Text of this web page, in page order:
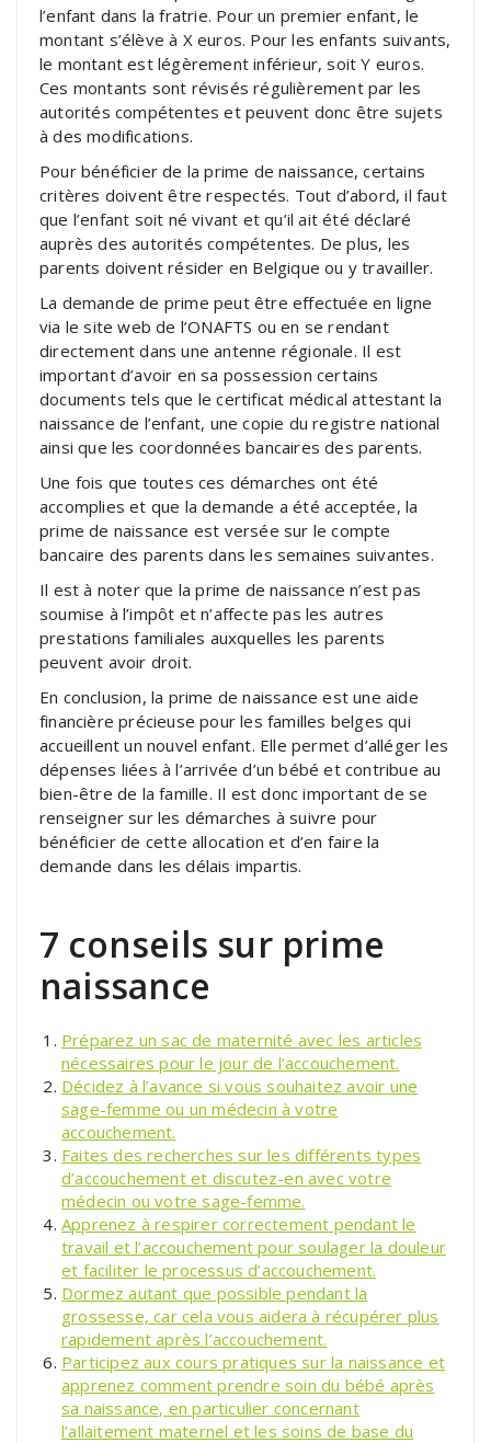
l’enfant dans la fratrie. Pour un premier enfant, le
montant s’élève à X euros. Pour les enfants suivants,
le montant est légèrement inférieur, soit Y euros.
Ces montants sont révisés régulièrement par les
autorités compétentes et peuvent donc être sujets
à des modifications.
Pour bénéficier de la prime de naissance, certains
critères doivent être respectés. Tout d’abord, il faut
que l’enfant soit né vivant et qu’il ait été déclaré
auprès des autorités compétentes. De plus, les
parents doivent résider en Belgique ou y travailler.
La demande de prime peut être effectuée en ligne
via le site web de l’ONAFTS ou en se rendant
directement dans une antenne régionale. Il est
important d’avoir en sa possession certains
documents tels que le certificat médical attestant la
naissance de l’enfant, une copie du registre national
ainsi que les coordonnées bancaires des parents.
Une fois que toutes ces démarches ont été
accomplies et que la demande a été acceptée, la
prime de naissance est versée sur le compte
bancaire des parents dans les semaines suivantes.
Il est à noter que la prime de naissance n’est pas
soumise à l’impôt et n’affecte pas les autres
prestations familiales auxquelles les parents
peuvent avoir droit.
En conclusion, la prime de naissance est une aide
financière précieuse pour les familles belges qui
accueillent un nouvel enfant. Elle permet d’alléger les
dépenses liées à l’arrivée d’un bébé et contribue au
bien-être de la famille. Il est donc important de se
renseigner sur les démarches à suivre pour
bénéficier de cette allocation et d’en faire la
demande dans les délais impartis.
7 conseils sur prime
naissance
Préparez un sac de maternité avec les articles
nécessaires pour le jour de l’accouchement.
Décidez à l’avance si vous souhaitez avoir une
sage-femme ou un médecin à votre
accouchement.
Faites des recherches sur les différents types
d’accouchement et discutez-en avec votre
médecin ou votre sage-femme.
Apprenez à respirer correctement pendant le
travail et l’accouchement pour soulager la douleur
et faciliter le processus d’accouchement.
Dormez autant que possible pendant la
grossesse, car cela vous aidera à récupérer plus
rapidement après l’accouchement.
Participez aux cours pratiques sur la naissance et
apprenez comment prendre soin du bébé après
sa naissance, en particulier concernant
l’allaitement maternel et les soins de base du